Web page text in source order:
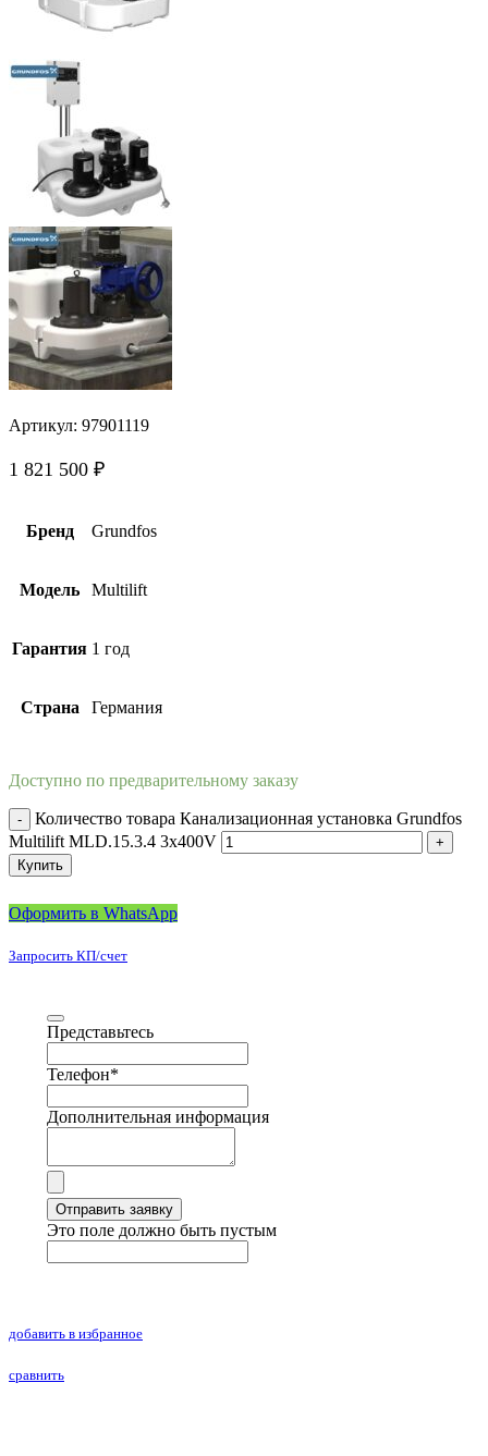
Артикул: 97901119
1 821 500 ₽
Бренд Grundfos
Модель Multilift
Гарантия 1 год
Страна Германия
Доступно по предварительному заказу
Количество товара Канализационная установка Grundfos
Multilift MLD.15.3.4 3x400V
Купить
Оформить в WhatsApp
Запросить КП/счет
Представьтесь
Телефон*
Дополнительная информация
Отправить заявку
Это поле должно быть пустым
добавить в избранное
сравнить